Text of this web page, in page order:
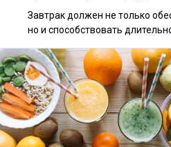
Завтрак должен не только
но и способствовать